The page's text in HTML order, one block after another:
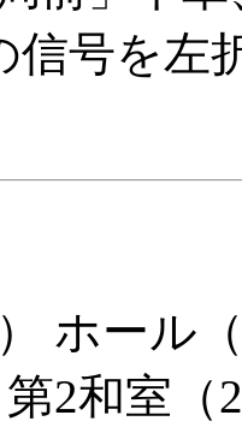
信号を
ホール
2和室（